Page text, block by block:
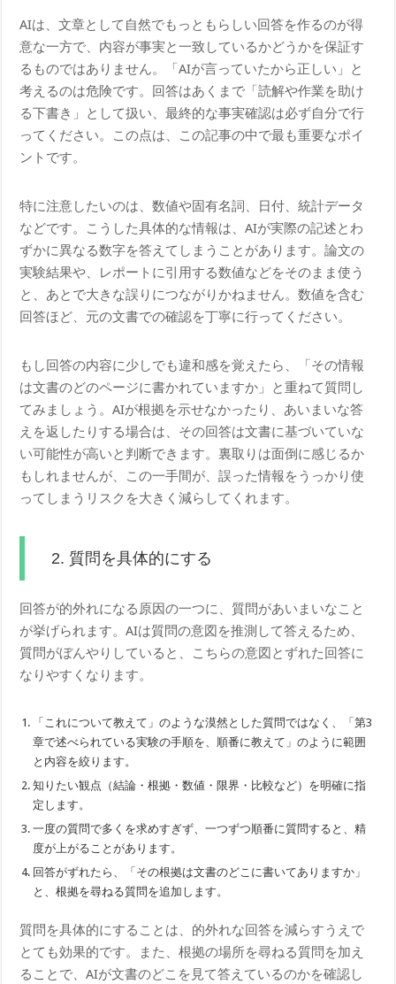
AIは、文章として自然でもっともらしい回答を作るのが得
意な一方で、内容が事実と一致しているかどうかを保証す
るものではありません。「AIが言っていたから正しい」と
考えるのは危険です。回答はあくまで「読解や作業を助け
る下書き」として扱い、最終的な事実確認は必ず自分で行
ってください。この点は、この記事の中で最も重要なポイ
ントです。
特に注意したいのは、数値や固有名詞、日付、統計データ
などです。こうした具体的な情報は、AIが実際の記述とわ
ずかに異なる数字を答えてしまうことがあります。論文の
実験結果や、レポートに引用する数値などをそのまま使う
と、あとで大きな誤りにつながりかねません。数値を含む
回答ほど、元の文書での確認を丁寧に行ってください。
もし回答の内容に少しでも違和感を覚えたら、「その情報
は文書のどのページに書かれていますか」と重ねて質問し
てみましょう。AIが根拠を示せなかったり、あいまいな答
えを返したりする場合は、その回答は文書に基づいていな
い可能性が高いと判断できます。裏取りは面倒に感じるか
もしれませんが、この一手間が、誤った情報をうっかり使
ってしまうリスクを大きく減らしてくれます。
2. 質問を具体的にする
回答が的外れになる原因の一つに、質問があいまいなこと
が挙げられます。AIは質問の意図を推測して答えるため、
質問がぼんやりしていると、こちらの意図とずれた回答に
なりやすくなります。
「これについて教えて」のような漠然とした質問ではなく、「第3
章で述べられている実験の手順を、順番に教えて」のように範囲
と内容を絞ります。
知りたい観点（結論・根拠・数値・限界・比較など）を明確に指
定します。
一度の質問で多くを求めすぎず、一つずつ順番に質問すると、精
度が上がることがあります。
回答がずれたら、「その根拠は文書のどこに書いてありますか」
と、根拠を尋ねる質問を追加します。
質問を具体的にすることは、的外れな回答を減らすうえで
とても効果的です。また、根拠の場所を尋ねる質問を加え
ることで、AIが文書のどこを見て答えているのかを確認し